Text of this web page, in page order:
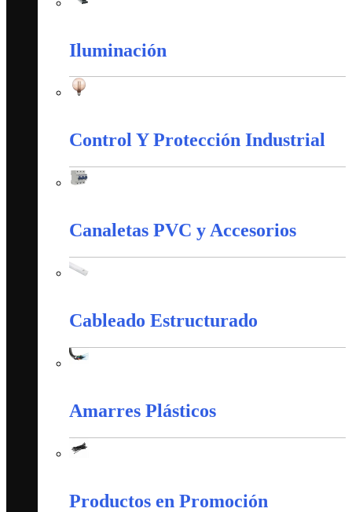
Iluminación
Control Y Protección Industrial
Canaletas PVC y Accesorios
Cableado Estructurado
Amarres Plásticos
Productos en Promoción